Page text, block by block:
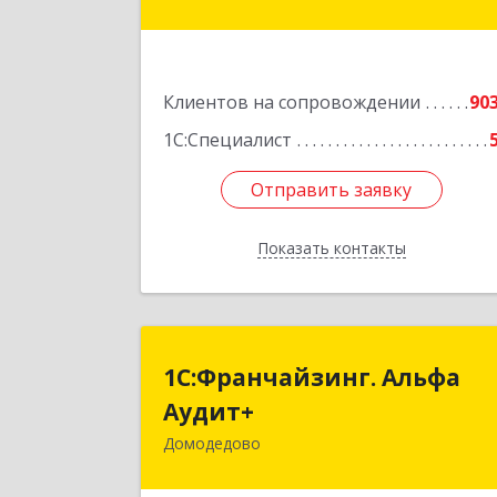
Клиентов на сопровождении
1С:Специалист
Отправить заявку
Показать контакты
Отправить заявку
Назад
1С:Франчайзинг. Альфа
Аудит+
Домодедово
1С:Франчайзинг. Альфа
Аудит+
142001, Московская обл, Домодедово